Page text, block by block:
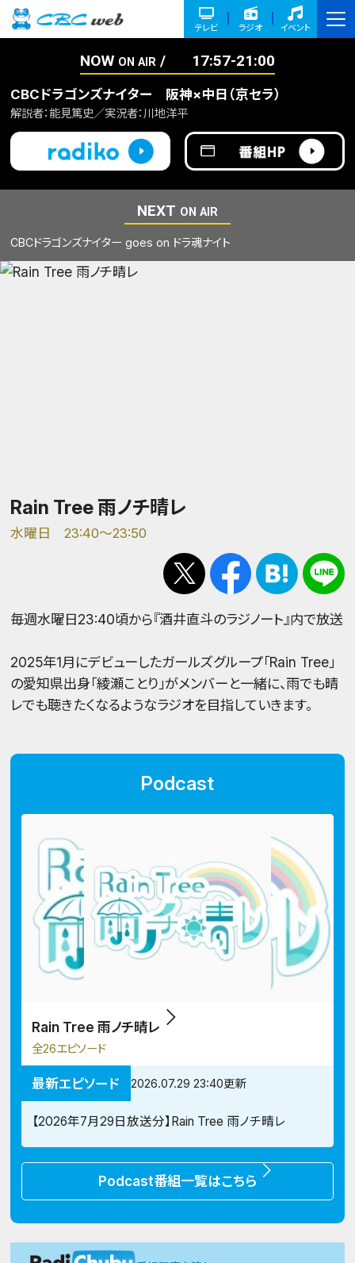
テレビ ラジオ イベント
NOW ON AIR 17:57-21:00
CBCドラゴンズナイター 阪神×中日（京セラ）
解説者：能見篤史／実況者：川地洋平
NEXT ON AIR
CBCドラゴンズナイター goes on ドラ魂ナイト
Rain Tree 雨ノチ晴レ
水曜日 23:40～23:50
毎週水曜日23:40頃から『酒井直斗のラジノート』内で放送
2025年1月にデビューしたガールズグループ「Rain Tree」
の愛知県出身「綾瀬ことり」がメンバーと一緒に、雨でも晴
レでも聴きたくなるようなラジオを目指していきます。
Podcast
Rain Tree 雨ノチ晴レ
全26エピソード
最新エピソード 2026.07.29 23:40更新
【2026年7月29日放送分】Rain Tree 雨ノチ晴レ
Podcast番組一覧はこちら